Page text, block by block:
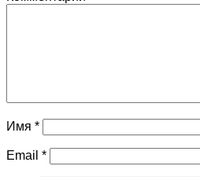
Имя *
Email *